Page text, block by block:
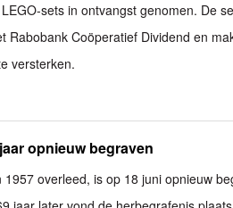
sets in ontvangst genomen. De
Rabobank Coöperatief Dividend en
versterken.
opnieuw begraven
overleed, is op 18 juni opnieuw